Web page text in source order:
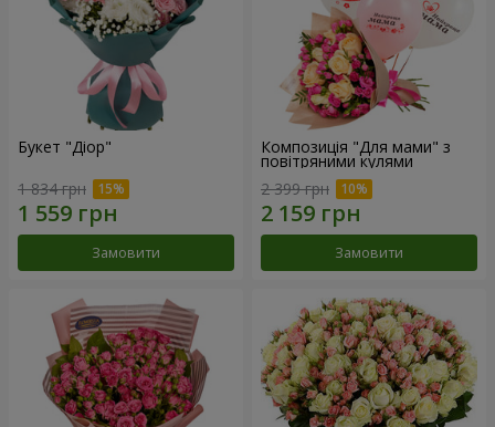
Букет "Діор"
1 834 грн
Замовити
Композиція "Для мами" з
повітряними кулями
2 399 грн
Замовити